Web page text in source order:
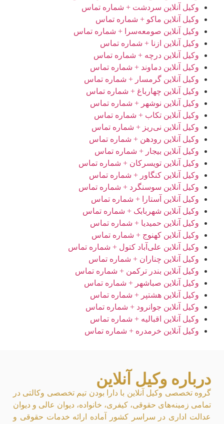
وکیل آنلاین سردشت + شماره تماس
وکیل آنلاین ماکو + شماره تماس
وکیل آنلاین صومعه‌سرا + شماره تماس
وکیل آنلاین ازنا + شماره تماس
وکیل آنلاین درچه + شماره تماس
وکیل آنلاین دماوند + شماره تماس
وکیل آنلاین گرمسار + شماره تماس
وکیل آنلاین چهارباغ + شماره تماس
وکیل آنلاین نوشهر + شماره تماس
وکیل آنلاین تکاب + شماره تماس
وکیل آنلاین نی‌ریز + شماره تماس
وکیل آنلاین رودهن + شماره تماس
وکیل آنلاین بیجار + شماره تماس
وکیل آنلاین تویسرکان + شماره تماس
وکیل آنلاین کنگاور + شماره تماس
وکیل آنلاین سوسنگرد + شماره تماس
وکیل آنلاین آستارا + شماره تماس
وکیل آنلاین شهربابک + شماره تماس
وکیل آنلاین حمیدیا + شماره تماس
وکیل آنلاین کهنوج + شماره تماس
وکیل آنلاین علی‌آباد کتول + شماره تماس
وکیل آنلاین چناران + شماره تماس
وکیل آنلاین بندر ترکمن + شماره تماس
وکیل آنلاین صباشهر + شماره تماس
وکیل آنلاین هشتپر + شماره تماس
وکیل آنلاین جوانرود + شماره تماس
وکیل آنلاین اقبالیه + شماره تماس
وکیل آنلاین خرمدره + شماره تماس
درباره وکیل آنلاین
گروه تخصصی وکیل آنلاین با دارا بودن تیم تخصصی وکالتی در
تمامی زمینه‌های حقوقی، کیفری، خانواده، دیوان عالی و دیوان
عدالت اداری در سراسر کشور آماده ارائه خدمات حقوقی و